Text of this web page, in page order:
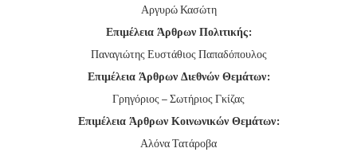
Αργυρώ Κασώτη
Επιμέλεια Άρθρων Πολιτικής:
Παναγιώτης Ευστάθιος Παπαδόπουλος
Επιμέλεια Άρθρων Διεθνών Θεμάτων:
Γρηγόριος – Σωτήριος Γκίζας
Επιμέλεια Άρθρων Κοινωνικών Θεμάτων:
Αλόνα Τατάροβα